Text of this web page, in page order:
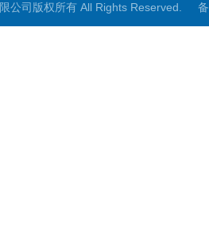
公司版权所有 All Rights Reserved.